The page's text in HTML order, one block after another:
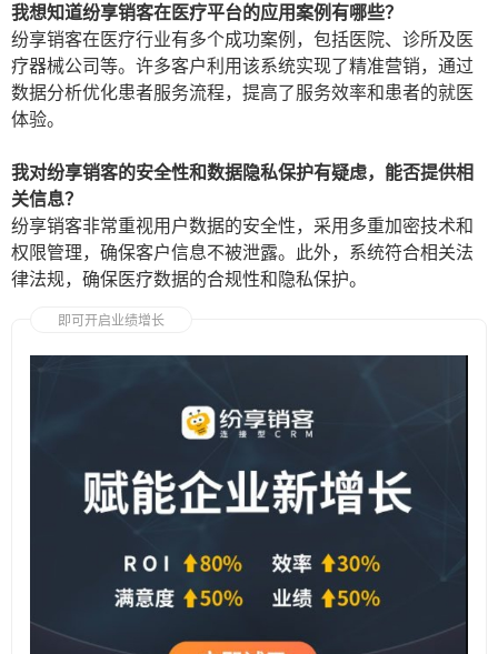
我想知道纷享销客在医疗平台的应用案例有哪些？
纷享销客在医疗行业有多个成功案例，包括医院、诊所及医
疗器械公司等。许多客户利用该系统实现了精准营销，通过
数据分析优化患者服务流程，提高了服务效率和患者的就医
体验。
我对纷享销客的安全性和数据隐私保护有疑虑，能否提供相
关信息？
纷享销客非常重视用户数据的安全性，采用多重加密技术和
权限管理，确保客户信息不被泄露。此外，系统符合相关法
律法规，确保医疗数据的合规性和隐私保护。
即可开启业绩增长